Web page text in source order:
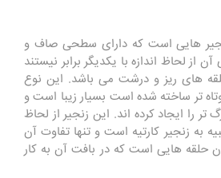
هایی است که دارای سطحی صاف و
لحاظ اندازه با یکدیگر برابر نیستند
های ریز و درشت می باشد. این نوع
تر ساخته شده است بسیار زیبا است و
تر را ایجاد کرده اند. این زنجیر از لحاظ
به زنجیر کارتیه است و تنها تفاوت آن
هایی است که در بافت آن به کار